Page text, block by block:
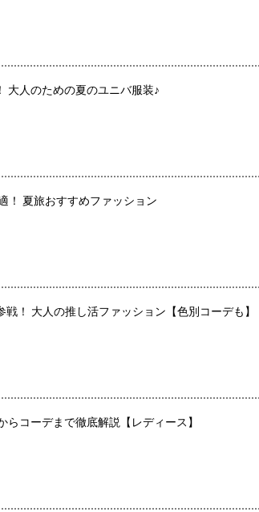
大人のための夏のユニバ服装♪
！ 夏旅おすすめファッション
！ 大人の推し活ファッション【色別コーデも】
コーデまで徹底解説【レディース】